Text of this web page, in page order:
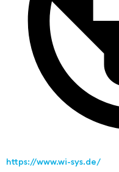
https://www.wi-sys.de/